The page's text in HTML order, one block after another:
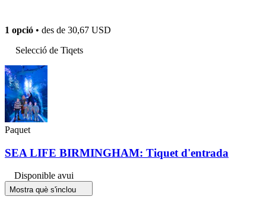
1 opció • des de 30,67 USD
Selecció de Tiqets
Paquet
SEA LIFE BIRMINGHAM: Tiquet d'entrada
Disponible avui
Mostra què s'inclou